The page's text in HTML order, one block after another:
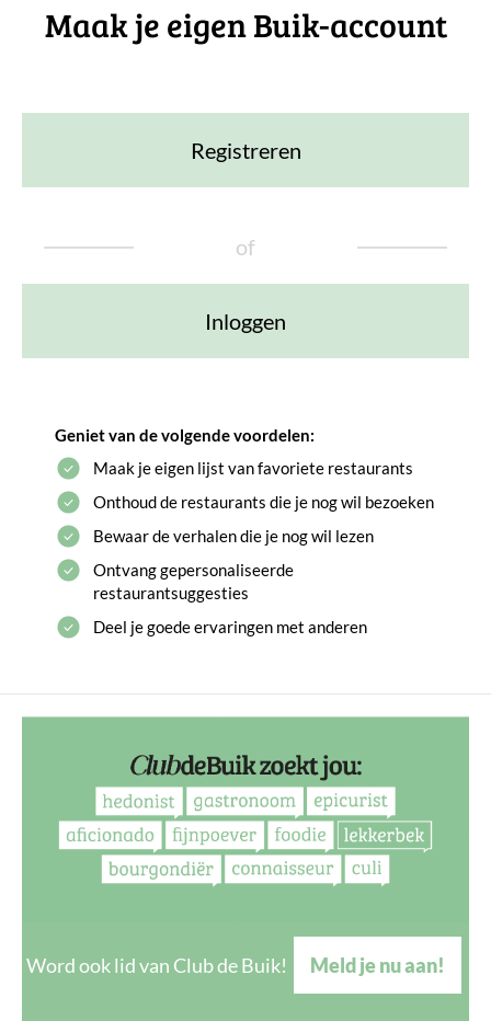
Maak je eigen Buik-account
Registreren
of
Inloggen
Geniet van de volgende voordelen:
Maak je eigen lijst van favoriete restaurants
Onthoud de restaurants die je nog wil bezoeken
Bewaar de verhalen die je nog wil lezen
Ontvang gepersonaliseerde
restaurantsuggesties
Deel je goede ervaringen met anderen
Word ook lid van Club de Buik! Meld je nu aan!